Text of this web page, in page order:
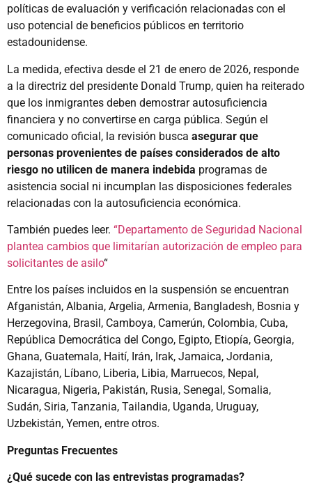
políticas de evaluación y verificación relacionadas con el
uso potencial de beneficios públicos en territorio
estadounidense.
La medida, efectiva desde el 21 de enero de 2026, responde
a la directriz del presidente Donald Trump, quien ha reiterado
que los inmigrantes deben demostrar autosuficiencia
financiera y no convertirse en carga pública. Según el
comunicado oficial, la revisión busca asegurar que
personas provenientes de países considerados de alto
riesgo no utilicen de manera indebida programas de
asistencia social ni incumplan las disposiciones federales
relacionadas con la autosuficiencia económica.
También puedes leer. “Departamento de Seguridad Nacional
plantea cambios que limitarían autorización de empleo para
solicitantes de asilo“
Entre los países incluidos en la suspensión se encuentran
Afganistán, Albania, Argelia, Armenia, Bangladesh, Bosnia y
Herzegovina, Brasil, Camboya, Camerún, Colombia, Cuba,
República Democrática del Congo, Egipto, Etiopía, Georgia,
Ghana, Guatemala, Haití, Irán, Irak, Jamaica, Jordania,
Kazajistán, Líbano, Liberia, Libia, Marruecos, Nepal,
Nicaragua, Nigeria, Pakistán, Rusia, Senegal, Somalia,
Sudán, Siria, Tanzania, Tailandia, Uganda, Uruguay,
Uzbekistán, Yemen, entre otros.
Preguntas Frecuentes
¿Qué sucede con las entrevistas programadas?